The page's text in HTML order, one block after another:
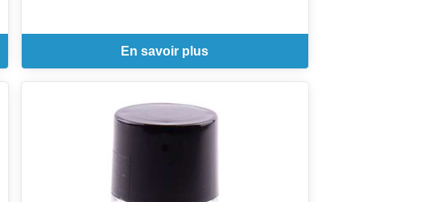
En savoir plus